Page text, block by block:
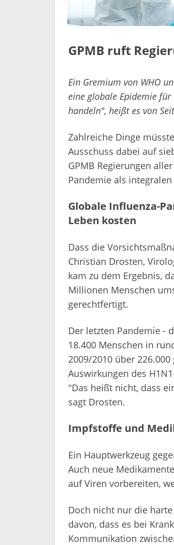
GPMB ruft
Ein Gremium von WHO
eine globale Epidemie
handeln", heißt es von
Zahlreiche Dinge
Ausschuss dabei auf
GPMB Regierungen
Pandemie als
Globale Influenza-
Leben kosten
Dass die
Christian Drosten,
kam zu dem Ergebnis,
Millionen Menschen
gerechtfertigt.
Der letzten Pandemie -
18.400 Menschen in
2009/2010 über
Auswirkungen des
"Das heißt nicht, dass
sagt Drosten.
Impfstoffe und
Ein Hauptwerkzeug
Auch neue
auf Viren vorbereiten,
Doch nicht nur die
davon, dass es bei
Kommunikation